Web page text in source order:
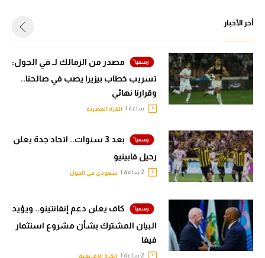
أخر الأخبار
مصدر من الزمالك لـ في الجول:
تسريب خطاب بيزيرا يصب في صالحنا..
وقرارنا نهائي
ساعة | الكرة المصرية
بعد 3 سنوات.. اتحاد جدة يعلن
رحيل فابينيو
سعودي في الجول
كاف يعلن دعم إنفانتينو.. ويؤيد
البيان المشترك بشأن مشروع استثمار
فيفا
الكرة الإفريقية